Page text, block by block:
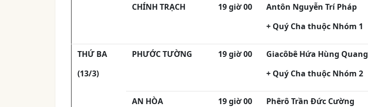
CHÍNH TRẠCH 19 giờ 00
Antôn Nguyễn Trí Pháp
+ Quý Cha thuộc Nhóm 1
THỨ BA
(13/3)
PHƯỚC TƯỜNG 19 giờ 00
Giacôbê Hứa Hùng Quang
+ Quý Cha thuộc Nhóm 2
AN HÒA 19 giờ 00
Phêrô Trần Đức Cường